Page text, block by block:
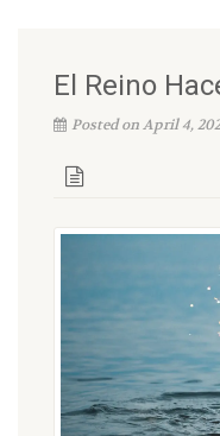
El Reino
Posted on April 4,